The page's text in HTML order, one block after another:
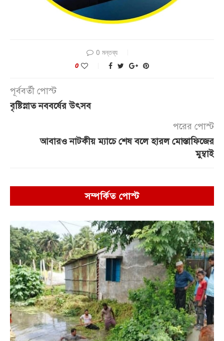
0 মন্তব্য
0
পূর্ববর্তী পোস্ট
বৃষ্টিস্নাত নববর্ষের উৎসব
পরের পোস্ট
আবারও নাটকীয় ম্যাচে শেষ বলে হারল মোস্তাফিজের
মুম্বাই
সম্পর্কিত পোস্ট